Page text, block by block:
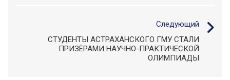
Следующий
СТУДЕНТЫ АСТРАХАНСКОГО ГМУ СТАЛИ
ПРИЗЁРАМИ НАУЧНО-ПРАКТИЧЕСКОЙ
ОЛИМПИАДЫ